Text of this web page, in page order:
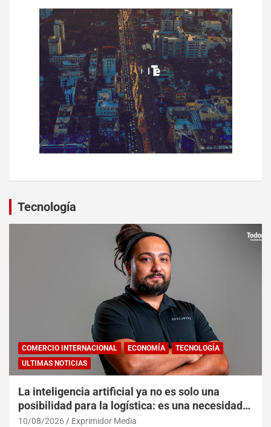
Tecnología
COMERCIO INTERNACIONAL ECONOMÍA
TECNOLOGÍA
ULTIMAS NOTICIAS
La inteligencia artificial ya no es solo una
posibilidad para la logística: es una necesidad
operativa
10/08/2026 Exprimidor Media